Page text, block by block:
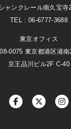
ャンクレール南久宝寺
TEL : 06-6777-3688
東京オフィス
0075 東京都港区港南
京王品川ビル2F C-40